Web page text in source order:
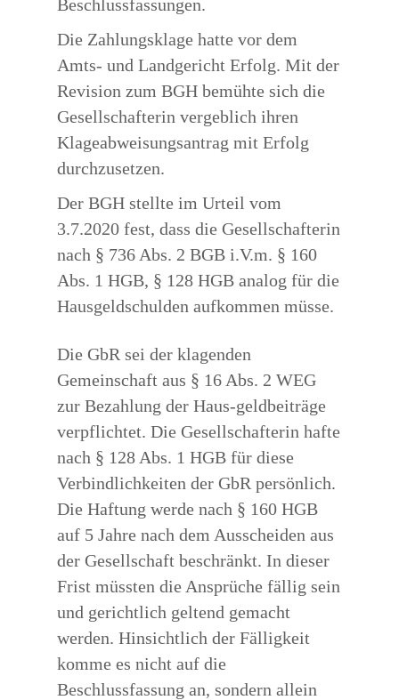
Beschlussfassungen.
Die Zahlungsklage hatte vor dem
Amts- und Landgericht Erfolg. Mit der
Revision zum BGH bemühte sich die
Gesellschafterin vergeblich ihren
Klageabweisungsantrag mit Erfolg
durchzusetzen.
Der BGH stellte im Urteil vom
3.7.2020 fest, dass die Gesellschafterin
nach § 736 Abs. 2 BGB i.V.m. § 160
Abs. 1 HGB, § 128 HGB analog für die
Hausgeldschulden aufkommen müsse.
Die GbR sei der klagenden
Gemeinschaft aus § 16 Abs. 2 WEG
zur Bezahlung der Haus-geldbeiträge
verpflichtet. Die Gesellschafterin hafte
nach § 128 Abs. 1 HGB für diese
Verbindlichkeiten der GbR persönlich.
Die Haftung werde nach § 160 HGB
auf 5 Jahre nach dem Ausscheiden aus
der Gesellschaft beschränkt. In dieser
Frist müssten die Ansprüche fällig sein
und gerichtlich geltend gemacht
werden. Hinsichtlich der Fälligkeit
komme es nicht auf die
Beschlussfassung an, sondern allein